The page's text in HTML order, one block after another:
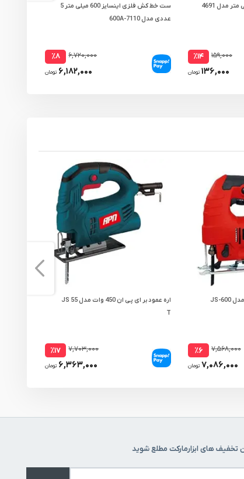
۱۵۹,۰۰۰ ٪۱۴
۱۳۶,۰۰۰ تومان
ست خط کش فلزی اینسایز 600 میلی متر 5
عددی مدل 7110-600A
۶,۷۲۰,۰۰۰ ٪۸
۶,۱۸۲,۰۰۰ تومان
۷,۵۶۸,۰۰۰ ٪۶
۷,۰۸۶,۰۰۰ تومان
اره عمود بر ای پی ان 450 وات مدل JS 55
T
۷,۷۰۳,۰۰۰ ٪۱۷
۶,۳۶۳,۰۰۰ تومان
تخفیف های ابزارمارکت مطلع شوید